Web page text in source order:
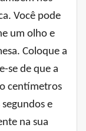
Você pode
um olho e
Coloque a
se de que a
centímetros
e
na sua